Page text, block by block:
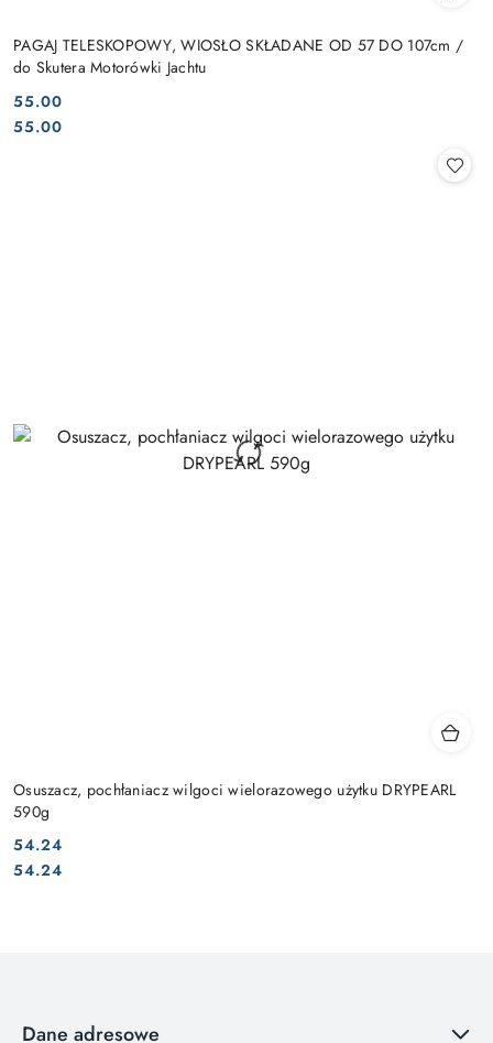
PAGAJ TELESKOPOWY, WIOSŁO SKŁADANE OD 57 DO 107cm /
do Skutera Motorówki Jachtu
Cena:
55.00
Cena:
55.00
Osuszacz, pochłaniacz wilgoci wielorazowego użytku DRYPEARL
590g
Cena:
54.24
Cena:
54.24
Dane adresowe